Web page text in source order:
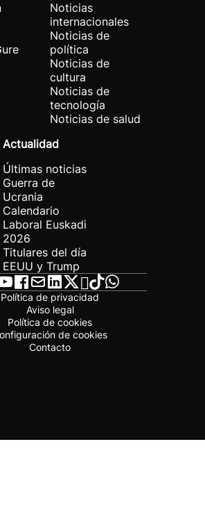
Noticias
internacionales
Noticias de
política
Noticias de
cultura
Noticias de
tecnología
Noticias de salud
Actualidad
Últimas noticias
Guerra de
Ucrania
Calendario
Laboral Euskadi
2026
Titulares del día
EEUU y Trump
Política de privacidad
Aviso legal
Política de cookies
de cookies
Contacto